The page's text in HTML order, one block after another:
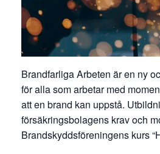
Brandfarliga Arbeten är en ny
för alla som arbetar med
att en brand kan uppstå.
försäkringsbolagens krav och
Brandskyddsföreningens kurs